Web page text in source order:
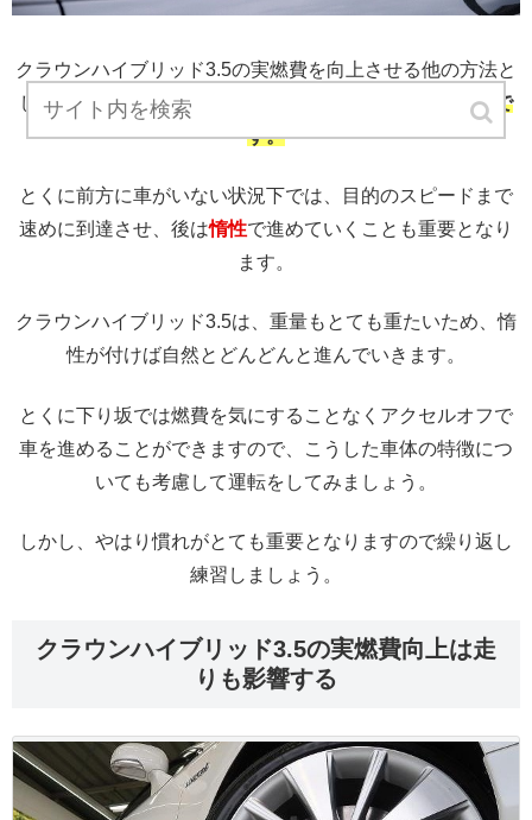
クラウンハイブリッド3.5の実燃費を向上させる他の方法と
して、早めに目的のスピードまで上昇させることも重要で
す。
とくに前方に車がいない状況下では、目的のスピードまで
速めに到達させ、後は惰性で進めていくことも重要となり
ます。
クラウンハイブリッド3.5は、重量もとても重たいため、惰
性が付けば自然とどんどんと進んでいきます。
とくに下り坂では燃費を気にすることなくアクセルオフで
車を進めることができますので、こうした車体の特徴につ
いても考慮して運転をしてみましょう。
しかし、やはり慣れがとても重要となりますので繰り返し
練習しましょう。
クラウンハイブリッド3.5の実燃費向上は走
りも影響する